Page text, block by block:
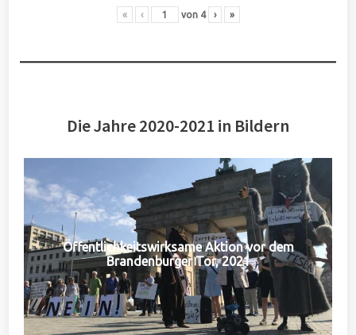
« ‹ von 4 › »
Die Jahre 2020-2021 in Bildern
Öffentlichkeitswirksame Aktion vor dem
Brandenburger Tor, 2021